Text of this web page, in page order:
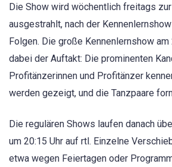
Die Show wird wöchentlich freitags
ausgestrahlt, nach der
Folgen. Die große Kennenlernshow
dabei der Auftakt: Die prominenten
Profitänzerinnen und Profitänzer
werden gezeigt, und die Tanzpaare
Die regulären Shows laufen danach
um 20:15 Uhr auf rtl. Einzelne
etwa wegen Feiertagen oder